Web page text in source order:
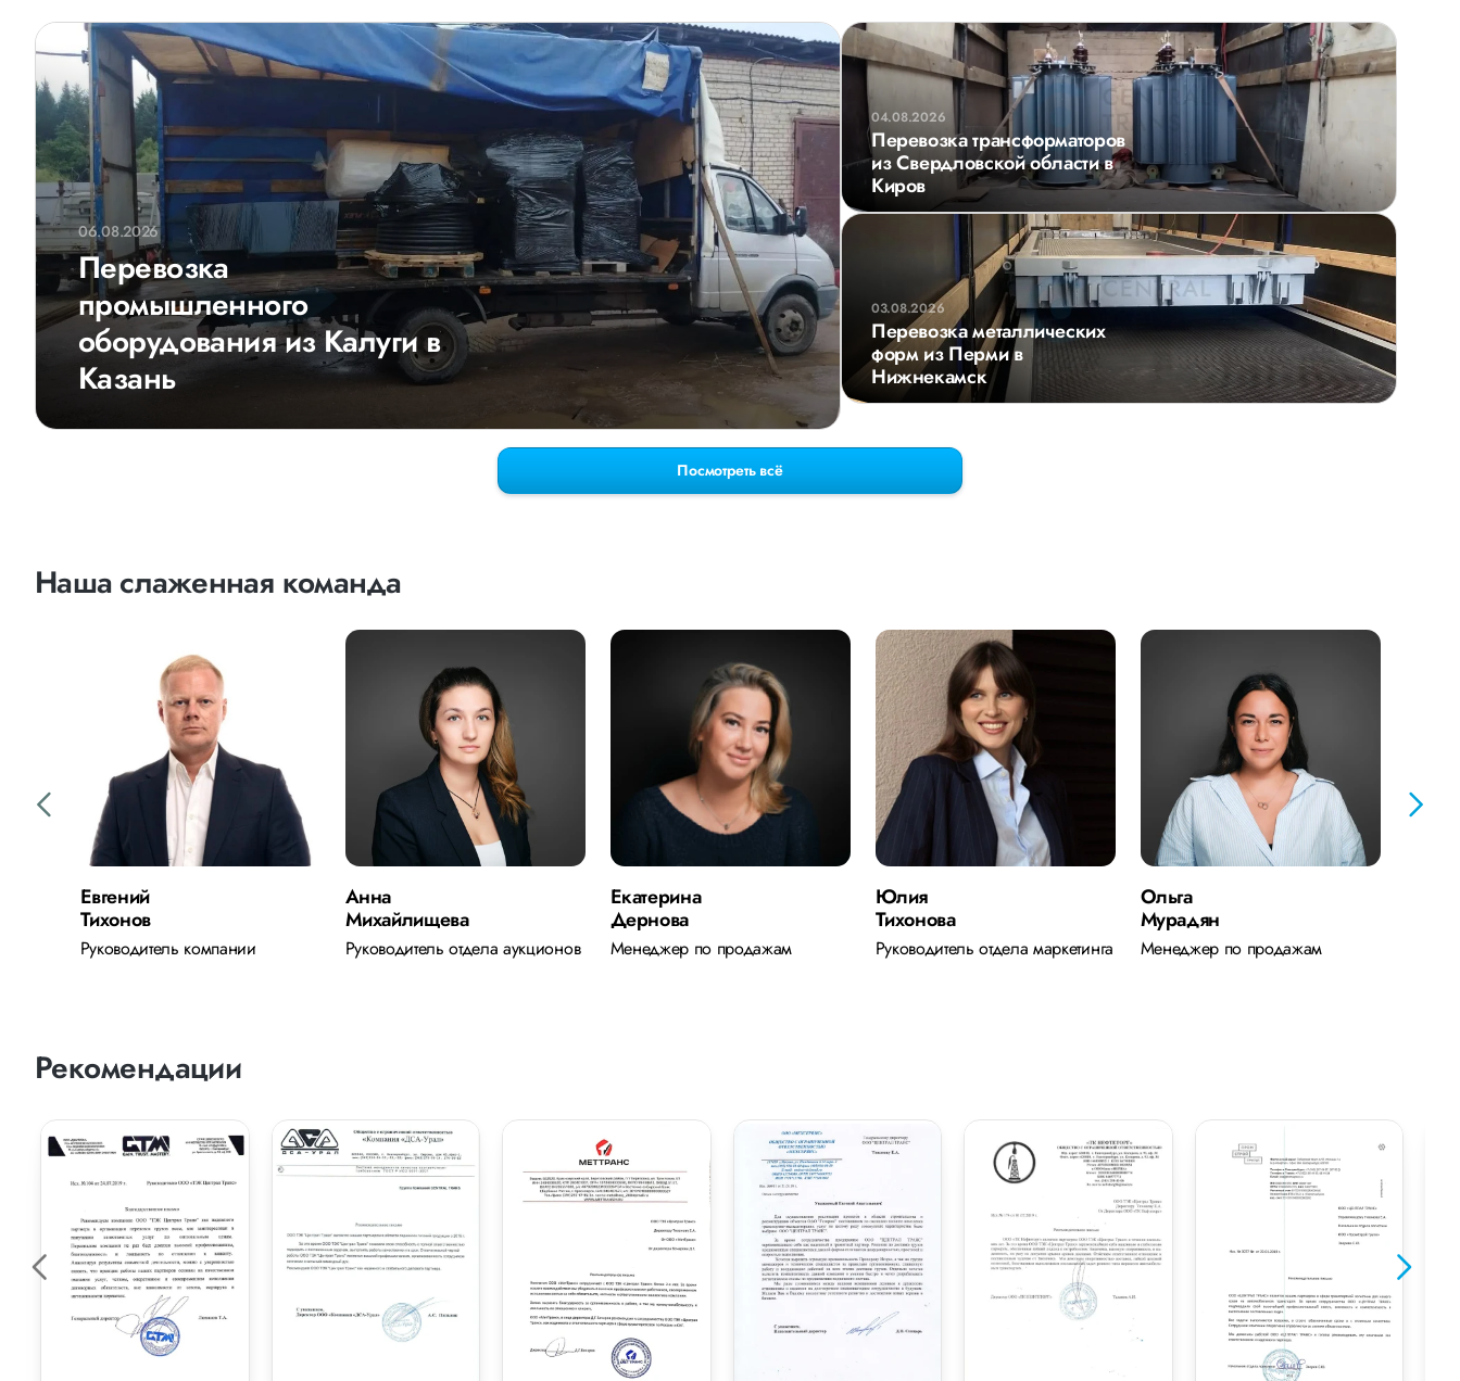
06.08.2026
Перевозка
промышленного
оборудования из Калуги в
Казань
04.08.2026
Перевозка трансформаторов
из Свердловской области в
Киров
03.08.2026
Перевозка металлических
форм из Перми в
Нижнекамск
Посмотреть всё
Наша слаженная команда
Евгений
Тихонов
Руководитель компании
Анна
Михайлищева
Руководитель отдела аукционов
Екатерина
Дернова
Менеджер по продажам
Юлия
Тихонова
Руководитель отдела маркетинга
Ольга
Мурадян
Менеджер по продажам
Рекомендации